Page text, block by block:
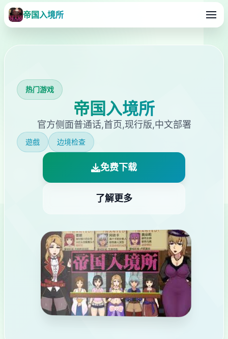
帝国入境所
热门游戏
帝国入境所
官方侧面普通话,首页,现行版,中文部署
遊戲 边境检查
免费下载
了解更多